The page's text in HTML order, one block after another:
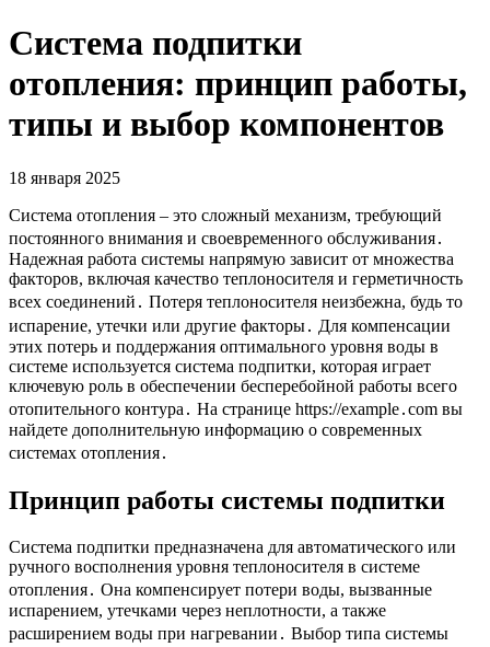
Система подпитки
отопления: принцип работы,
типы и выбор компонентов
18 января 2025
Система отопления – это сложный механизм, требующий
постоянного внимания и своевременного обслуживания․
Надежная работа системы напрямую зависит от множества
факторов, включая качество теплоносителя и герметичность
всех соединений․ Потеря теплоносителя неизбежна, будь то
испарение, утечки или другие факторы․ Для компенсации
этих потерь и поддержания оптимального уровня воды в
системе используется система подпитки, которая играет
ключевую роль в обеспечении бесперебойной работы всего
отопительного контура․ На странице https://example․com вы
найдете дополнительную информацию о современных
системах отопления․
Принцип работы системы подпитки
Система подпитки предназначена для автоматического или
ручного восполнения уровня теплоносителя в системе
отопления․ Она компенсирует потери воды, вызванные
испарением, утечками через неплотности, а также
расширением воды при нагревании․ Выбор типа системы